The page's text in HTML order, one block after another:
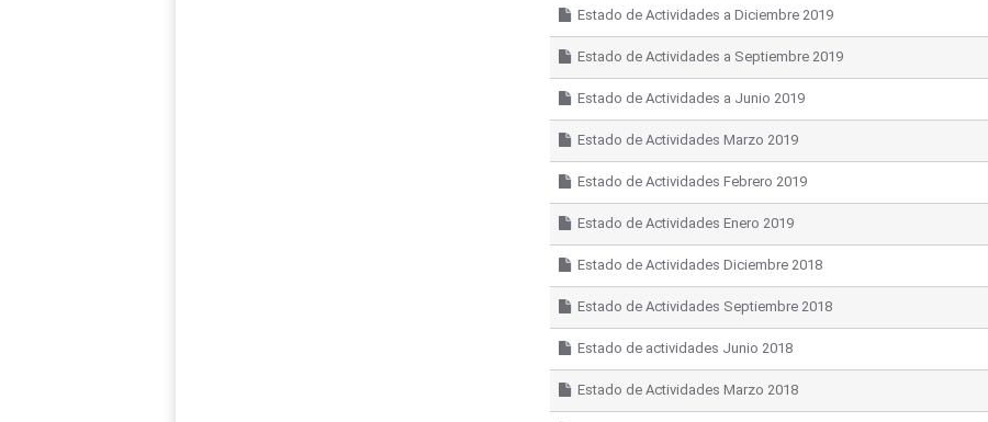
Estado de Actividades a Diciembre 2019
Estado de Actividades a Septiembre 2019
Estado de Actividades a Junio 2019
Estado de Actividades Marzo 2019
Estado de Actividades Febrero 2019
Estado de Actividades Enero 2019
Estado de Actividades Diciembre 2018
Estado de Actividades Septiembre 2018
Estado de actividades Junio 2018
Estado de Actividades Marzo 2018